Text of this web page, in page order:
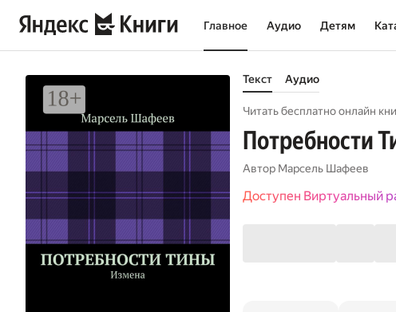
Главное Аудио Детям
Текст Аудио
Читать бесплатно онлайн
Потребности
Автор Марсель Шафеев
Доступен Виртуальный